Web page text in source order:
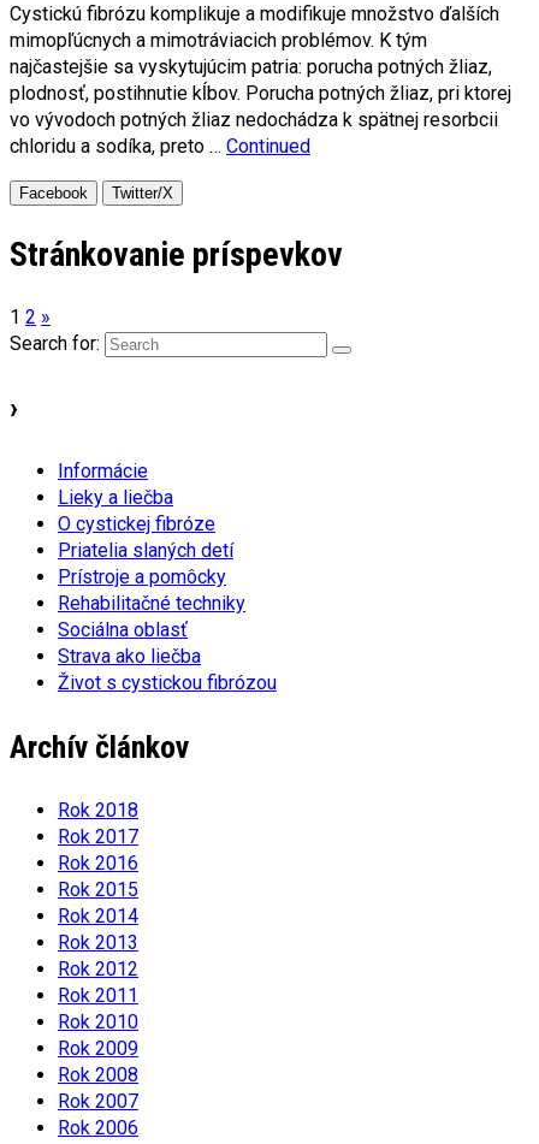
Cystickú fibrózu komplikuje a modifikuje množstvo ďalších
mimopľúcnych a mimotráviacich problémov. K tým
najčastejšie sa vyskytujúcim patria: porucha potných žliaz,
plodnosť, postihnutie kĺbov. Porucha potných žliaz, pri ktorej
vo vývodoch potných žliaz nedochádza k spätnej resorbcii
chloridu a sodíka, preto … Continued
Facebook Twitter/X
Stránkovanie príspevkov
1 2 »
Search for:
›
Informácie
Lieky a liečba
O cystickej fibróze
Priatelia slaných detí
Prístroje a pomôcky
Rehabilitačné techniky
Sociálna oblasť
Strava ako liečba
Život s cystickou fibrózou
Archív článkov
Rok 2018
Rok 2017
Rok 2016
Rok 2015
Rok 2014
Rok 2013
Rok 2012
Rok 2011
Rok 2010
Rok 2009
Rok 2008
Rok 2007
Rok 2006